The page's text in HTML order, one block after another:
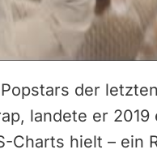
der
landete er
Charts hielt – ein